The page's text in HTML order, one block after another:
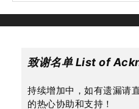
致谢名单 List of
持续增加中，如有遗漏请
的热心协助和支持！